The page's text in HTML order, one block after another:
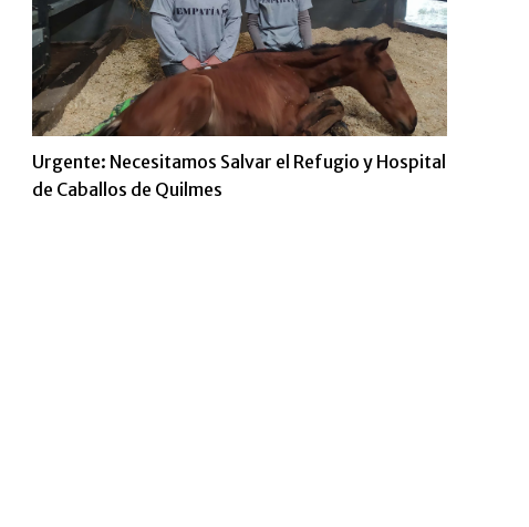
Urgente: Necesitamos Salvar el Refugio y Hospital
de Caballos de Quilmes